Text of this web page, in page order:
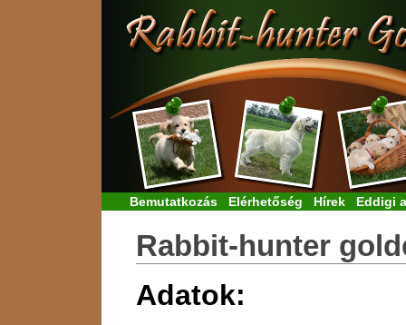
Bemutatkozás Elérhetőség Hírek Eddigi
Rabbit-hunter
Adatok: